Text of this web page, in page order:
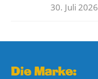
30. Juli 2026
Die Marke: